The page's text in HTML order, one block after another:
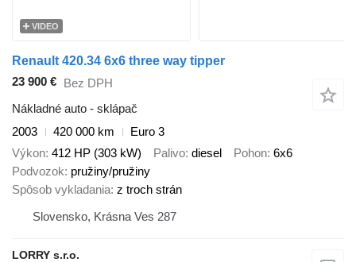
VIDEO
Renault 420.34 6x6 three way tipper
23 900 € Bez DPH
Nákladné auto - sklápač
2003
420 000 km
Euro 3
Výkon 412 HP (303 kW) Palivo diesel Pohon 6x6
Podvozok pružiny/pružiny
Spôsob vykladania z troch strán
Slovensko, Krásna Ves 287
LORRY s.r.o.